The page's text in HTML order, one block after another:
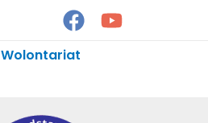
Wolontariat